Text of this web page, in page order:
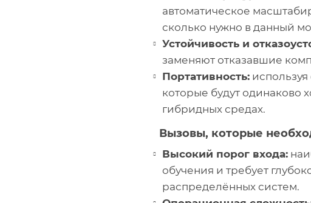
автоматическое
сколько нужно в данный
Устойчивость и
заменяют отказавшие
Портативность:
которые будут одинаково
гибридных средах.
Вызовы, которые
Высокий порог входа:
обучения и требует
распределённых систем.